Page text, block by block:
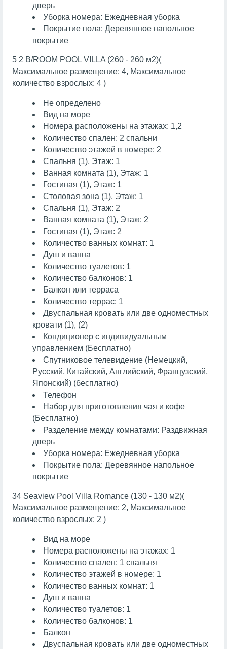
дверь
Уборка номера: Ежедневная уборка
Покрытие пола: Деревянное напольное
покрытие
5 2 B/ROOM POOL VILLA (260 - 260 м2)(
Максимальное размещение: 4, Максимальное
количество взрослых: 4 )
Не определено
Вид на море
Номера расположены на этажах: 1,2
Количество спален: 2 спальни
Количество этажей в номере: 2
Спальня (1), Этаж: 1
Ванная комната (1), Этаж: 1
Гостиная (1), Этаж: 1
Cтоловая зона (1), Этаж: 1
Спальня (1), Этаж: 2
Ванная комната (1), Этаж: 2
Гостиная (1), Этаж: 2
Количество ванных комнат: 1
Душ и ванна
Количество туалетов: 1
Количество балконов: 1
Балкон или терраса
Количество террас: 1
Двуспальная кровать или две одноместных
кровати (1), (2)
Кондиционер с индивидуальным
управлением (Бесплатно)
Спутниковое телевидение (Немецкий,
Русский, Китайский, Английский, Французский,
Японский) (бесплатно)
Телефон
Набор для приготовления чая и кофе
(Бесплатно)
Разделение между комнатами: Раздвижная
дверь
Уборка номера: Ежедневная уборка
Покрытие пола: Деревянное напольное
покрытие
34 Seaview Pool Villa Romance (130 - 130 м2)(
Максимальное размещение: 2, Максимальное
количество взрослых: 2 )
Вид на море
Номера расположены на этажах: 1
Количество спален: 1 спальня
Количество этажей в номере: 1
Количество ванных комнат: 1
Душ и ванна
Количество туалетов: 1
Количество балконов: 1
Балкон
Двуспальная кровать или две одноместных